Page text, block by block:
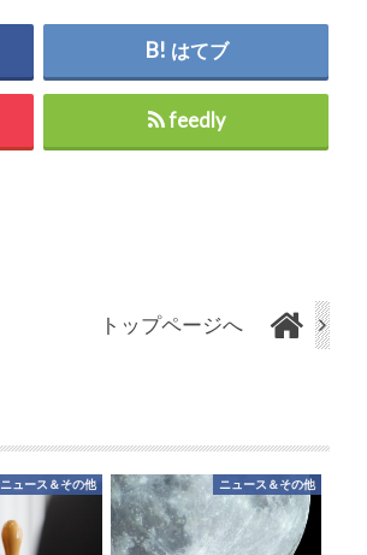
はてブ
feedly
トップページへ
ニュース＆その他 ニュース＆その他